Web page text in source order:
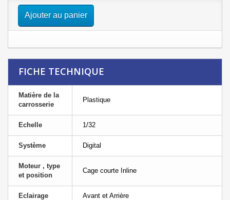
Ajouter au panier
FICHE TECHNIQUE
Matière de la
carrosserie
Plastique
Echelle 1/32
Système Digital
Moteur , type
et position
Cage courte Inline
Eclairage Avant et Arrière